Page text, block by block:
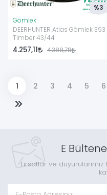
Gömlek
DEERHUNTER Atlas Gömlek 393
Timber 43/44
4.257,11 4.388,78
%3
1 2 3 4 5 6
E
Fırsatlar ve